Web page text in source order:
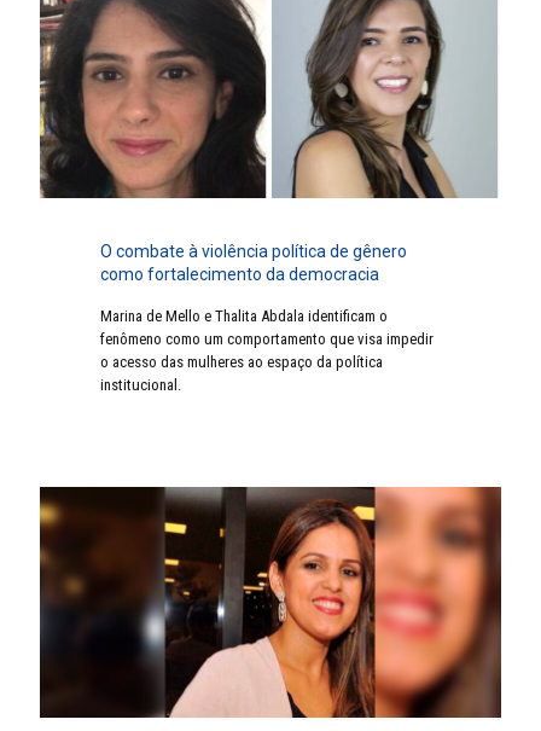
O combate à violência política de gênero
como fortalecimento da democracia
Marina de Mello e Thalita Abdala identificam o
fenômeno como um comportamento que visa impedir
o acesso das mulheres ao espaço da política
institucional.